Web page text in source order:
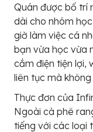
Quán được bố trí
dài cho nhóm
giờ làm việc cá
bạn vừa học vừa
cắm điện tiện lợi,
liên tục mà
Thực đơn của
Ngoài cà phê
tiếng với các loại